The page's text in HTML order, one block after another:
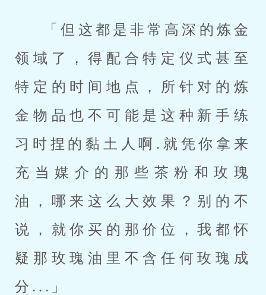
「但这都是非常高深的炼金
领域了，得配合特定仪式甚至
特定的时间地点，所针对的炼
金物品也不可能是这种新手练
习时捏的黏土人啊.就凭你拿来
充当媒介的那些茶粉和玫瑰
油，哪来这么大效果？别的不
说，就你买的那价位，我都怀
疑那玫瑰油里不含任何玫瑰成
分...」